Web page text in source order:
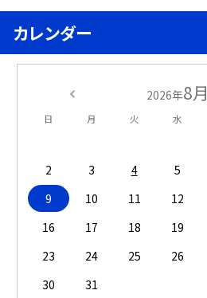
カレンダー
2026年8月
日 月 火 水
2
3 4 5
9
10 11 12
16
17 18 19
23
24 25 26
30
31